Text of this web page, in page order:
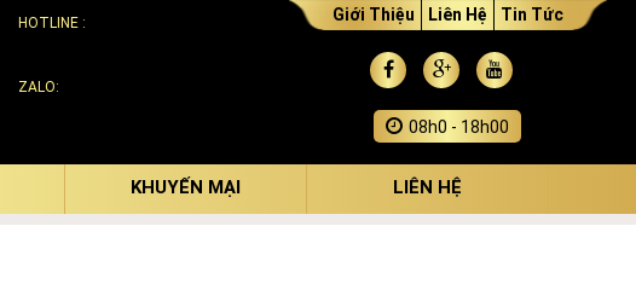
HOTLINE :
ZALO:
Giới Thiệu Liên Hệ Tin Tức
08h0 - 18h00
KHUYẾN MẠI LIÊN HỆ